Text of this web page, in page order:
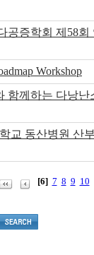
공증학회 제58회
Workshop
함께하는 다낭난
교 동산병원 산
[6] 7 8 9 10